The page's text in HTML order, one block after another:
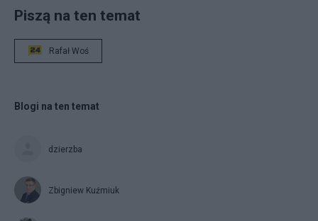
Piszą na ten temat
Rafał Woś
Blogi na ten temat
dzierzba
Zbigniew Kuźmiuk